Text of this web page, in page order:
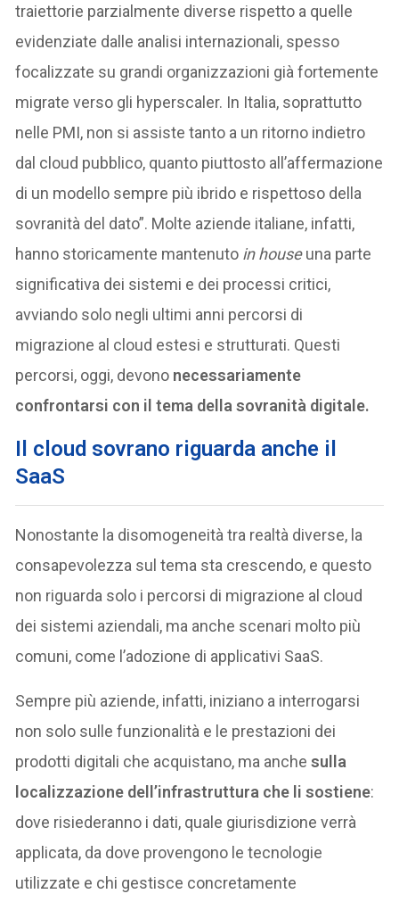
traiettorie parzialmente diverse rispetto a quelle
evidenziate dalle analisi internazionali, spesso
focalizzate su grandi organizzazioni già fortemente
migrate verso gli hyperscaler. In Italia, soprattutto
nelle PMI, non si assiste tanto a un ritorno indietro
dal cloud pubblico, quanto piuttosto all’affermazione
di un modello sempre più ibrido e rispettoso della
sovranità del dato”. Molte aziende italiane, infatti,
hanno storicamente mantenuto in houseuna parte
significativa dei sistemi e dei processi critici,
avviando solo negli ultimi anni percorsi di
migrazione al cloud estesi e strutturati. Questi
percorsi, oggi, devono necessariamente
confrontarsi con il tema della sovranità digitale.
Il cloud sovrano riguarda anche il
SaaS
Nonostante la disomogeneità tra realtà diverse, la
consapevolezza sul tema sta crescendo, e questo
non riguarda solo i percorsi di migrazione al cloud
dei sistemi aziendali, ma anche scenari molto più
comuni, come l’adozione di applicativi SaaS.
Sempre più aziende, infatti, iniziano a interrogarsi
non solo sulle funzionalità e le prestazioni dei
prodotti digitali che acquistano, ma anchesulla
localizzazione dell’infrastruttura che li sostiene:
dove risiederanno i dati, quale giurisdizione verrà
applicata, da dove provengono le tecnologie
utilizzate e chi gestisce concretamente